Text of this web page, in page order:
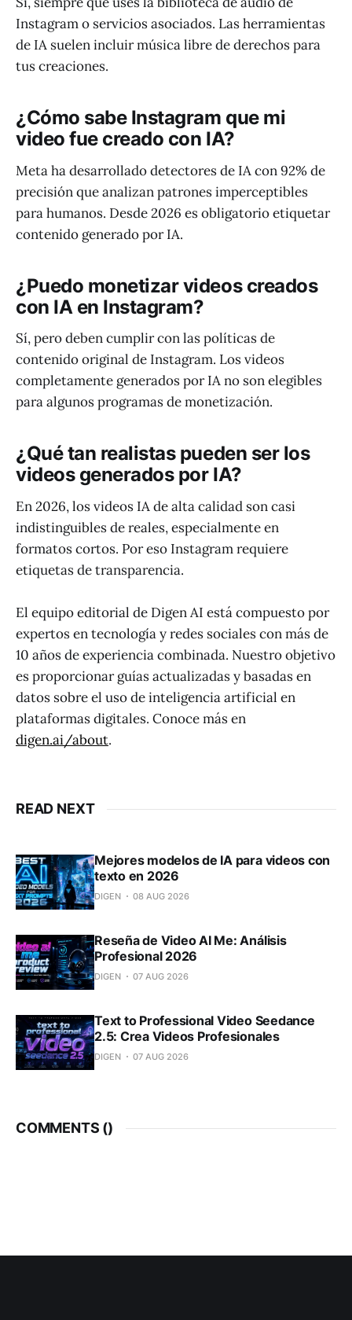
Instagram o servicios asociados. Las herramientas
de IA suelen incluir música libre de derechos para
tus creaciones.
¿Cómo sabe Instagram que mi
video fue creado con IA?
Meta ha desarrollado detectores de IA con 92% de
precisión que analizan patrones imperceptibles
para humanos. Desde 2026 es obligatorio etiquetar
contenido generado por IA.
¿Puedo monetizar videos creados
con IA en Instagram?
Sí, pero deben cumplir con las políticas de
contenido original de Instagram. Los videos
completamente generados por IA no son elegibles
para algunos programas de monetización.
¿Qué tan realistas pueden ser los
videos generados por IA?
En 2026, los videos IA de alta calidad son casi
indistinguibles de reales, especialmente en
formatos cortos. Por eso Instagram requiere
etiquetas de transparencia.
El equipo editorial de Digen AI está compuesto por
expertos en tecnología y redes sociales con más de
10 años de experiencia combinada. Nuestro objetivo
es proporcionar guías actualizadas y basadas en
datos sobre el uso de inteligencia artificial en
plataformas digitales. Conoce más en
digen.ai/about.
READ NEXT
Mejores modelos de IA para videos con
texto en 2026
DIGEN 08 AUG 2026
Reseña de Video AI Me: Análisis
Profesional 2026
DIGEN 07 AUG 2026
Text to Professional Video Seedance
2.5: Crea Videos Profesionales
DIGEN 07 AUG 2026
COMMENTS ()